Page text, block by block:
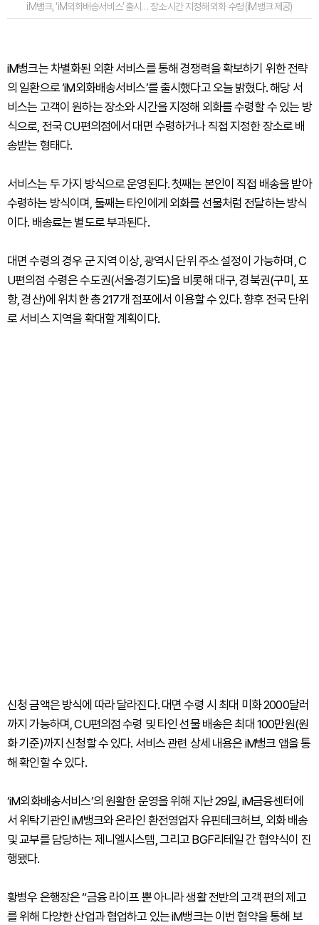
iM뱅크, ‘iM외화배송서비스’ 출시… 장소·시간 지정해 외화 수령 (iM뱅크 제공)
iM뱅크는 차별화된 외환 서비스를 통해 경쟁력을 확보하기 위한 전략
의 일환으로 ‘iM외화배송서비스’를 출시했다고 오늘 밝혔다. 해당 서
비스는 고객이 원하는 장소와 시간을 지정해 외화를 수령할 수 있는 방
식으로, 전국 CU편의점에서 대면 수령하거나 직접 지정한 장소로 배
송받는 형태다.
서비스는 두 가지 방식으로 운영된다. 첫째는 본인이 직접 배송을 받아
수령하는 방식이며, 둘째는 타인에게 외화를 선물처럼 전달하는 방식
이다. 배송료는 별도로 부과된다.
대면 수령의 경우 군 지역 이상, 광역시 단위 주소 설정이 가능하며, C
U편의점 수령은 수도권(서울·경기도)을 비롯해 대구, 경북권(구미, 포
항, 경산)에 위치한 총 217개 점포에서 이용할 수 있다. 향후 전국 단위
로 서비스 지역을 확대할 계획이다.
신청 금액은 방식에 따라 달라진다. 대면 수령 시 최대 미화 2000달러
까지 가능하며, CU편의점 수령 및 타인 선물 배송은 최대 100만원(원
화 기준)까지 신청할 수 있다. 서비스 관련 상세 내용은 iM뱅크 앱을 통
해 확인할 수 있다.
‘iM외화배송서비스’의 원활한 운영을 위해 지난 29일, iM금융센터에
서 위탁기관인 iM뱅크와 온라인 환전영업자 유핀테크허브, 외화 배송
및 교부를 담당하는 제니엘시스템, 그리고 BGF리테일 간 협약식이 진
행됐다.
황병우 은행장은 “금융 라이프 뿐 아니라 생활 전반의 고객 편의 제고
를 위해 다양한 산업과 협업하고 있는 iM뱅크는 이번 협약을 통해 보